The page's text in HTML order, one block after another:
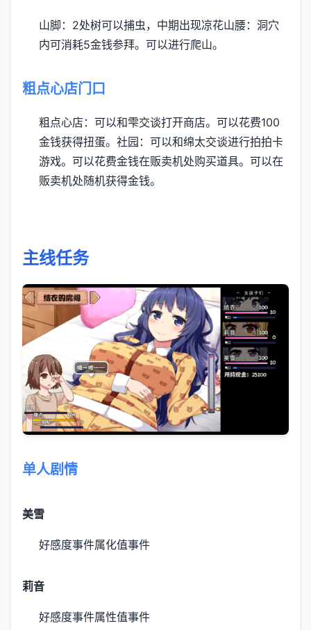
山脚：2处树可以捕虫，中期出现凉花山腰：洞穴
内可消耗5金钱参拜。可以进行爬山。
粗点心店门口
粗点心店：可以和雫交谈打开商店。可以花费100
金钱获得扭蛋。 社园：可以和绵太交谈进行拍拍卡
游戏。可以花费金钱在贩卖机处购买道具。可以在
贩卖机处随机获得金钱。
主线任务
单人剧情
美雪
好感度事件属化值事件
莉音
好感度事件属性值事件